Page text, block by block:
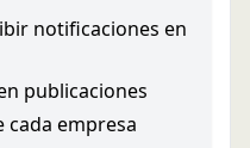
notificaciones en
publicaciones
cada empresa